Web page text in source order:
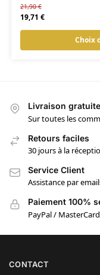
21,90€
19,71 €
Choix
Livraison gratuite
Sur toutes les
Retours faciles
30 jours à la
Service Client
Assistance par
Paiement 100%
PayPal /
CONTACT